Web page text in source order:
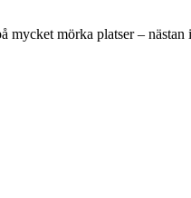
mycket mörka platser –